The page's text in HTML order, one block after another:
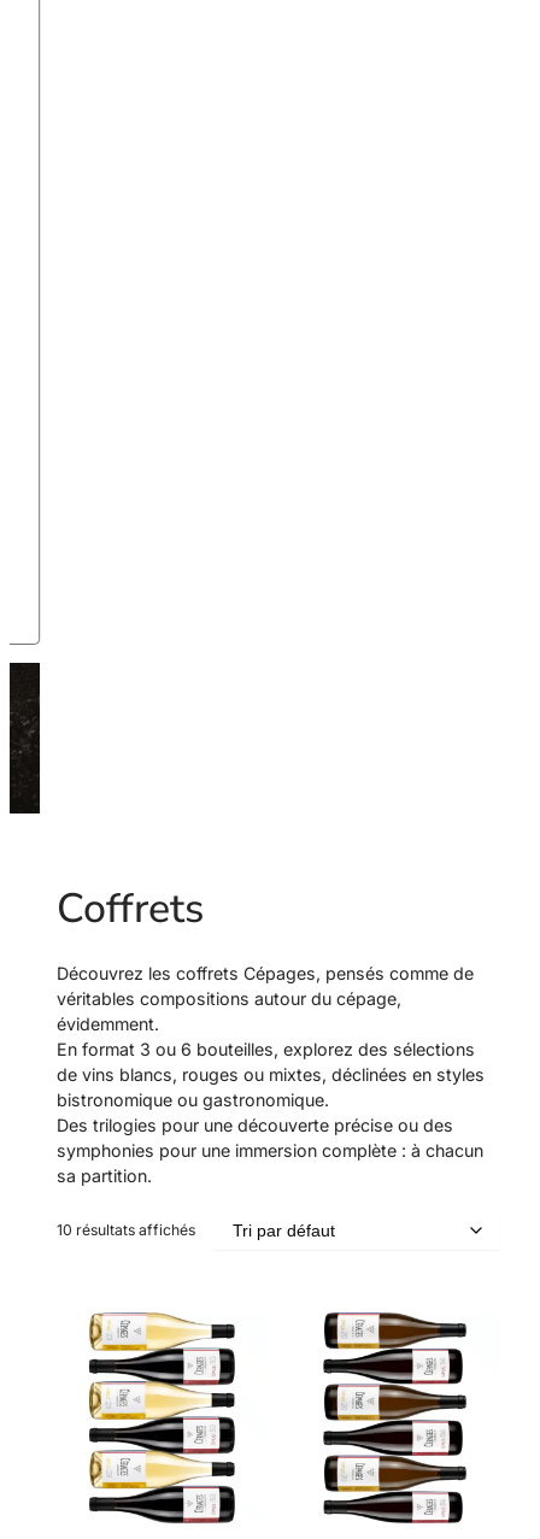
Coffrets
Découvrez les coffrets Cépages, pensés comme de
véritables compositions autour du cépage,
évidemment.
En format 3 ou 6 bouteilles, explorez des sélections
de vins blancs, rouges ou mixtes, déclinées en styles
bistronomique ou gastronomique.
Des trilogies pour une découverte précise ou des
symphonies pour une immersion complète : à chacun
sa partition.
10 résultats affichés